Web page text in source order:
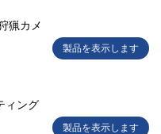
猟カメ
製品を表示します
ィング
製品を表示します